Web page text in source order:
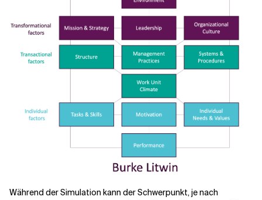
Während der Simulation kann der Schwerpunkt, je nach